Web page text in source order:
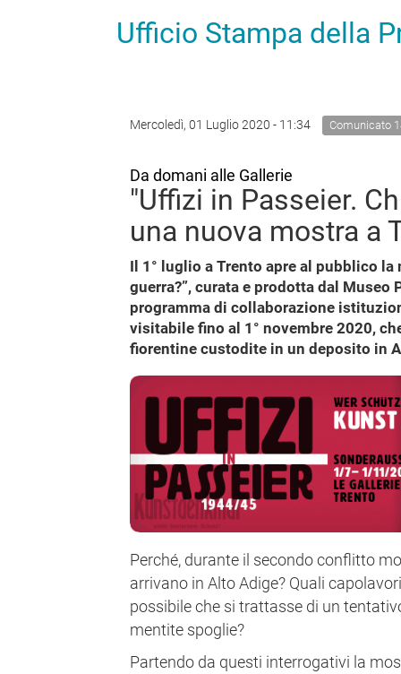
Ufficio Stampa della
Mercoledì, 01 Luglio 2020 - 11:34 Comunicato
Da domani alle Gallerie
"Uffizi in Passeier.
una nuova mostra a
Il 1° luglio a Trento apre al pubblico
guerra?”, curata e prodotta dal
programma di collaborazione
visitabile fino al 1° novembre 2020,
fiorentine custodite in un deposito in
Perché, durante il secondo conflitto
arrivano in Alto Adige? Quali
possibile che si trattasse di un
mentite spoglie?
Partendo da questi interrogativi la